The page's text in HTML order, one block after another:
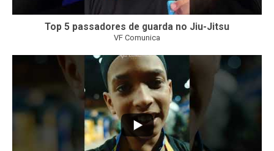
Top 5 passadores de guarda no Jiu-Jitsu
VF Comunica